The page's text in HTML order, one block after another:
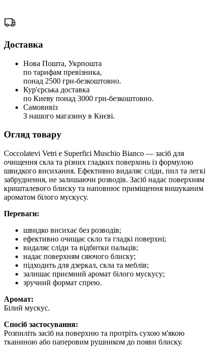
Доставка
Нова Пошта, Укрпошта
по тарифам превізника,
понад 2500 грн-безкоштовно.
Кур'єрська доставка
по Киеву понад 3000 грн-безкоштовно.
Самовивіз
З нашого магазину в Києві.
Огляд товару
Coccolatevi Vetri e Superfici Muschio Bianco — засіб для
очищення скла та різних гладких поверхонь із формулою
швидкого висихання. Ефективно видаляє сліди, пил та легкі
забруднення, не залишаючи розводів. Засіб надає поверхням
кришталевого блиску та наповнює приміщення вишуканим
ароматом білого мускусу.
Переваги:
швидко висихає без розводів;
ефективно очищає скло та гладкі поверхні;
видаляє сліди та відбитки пальців;
надає поверхням сяючого блиску;
підходить для дзеркал, скла та меблів;
залишає приємний аромат білого мускусу;
зручний формат спрею.
Аромат:
Білий мускус.
Спосіб застосування:
Розпиліть засіб на поверхню та протріть сухою м'якою
тканиною або паперовим рушником до появи блиску.